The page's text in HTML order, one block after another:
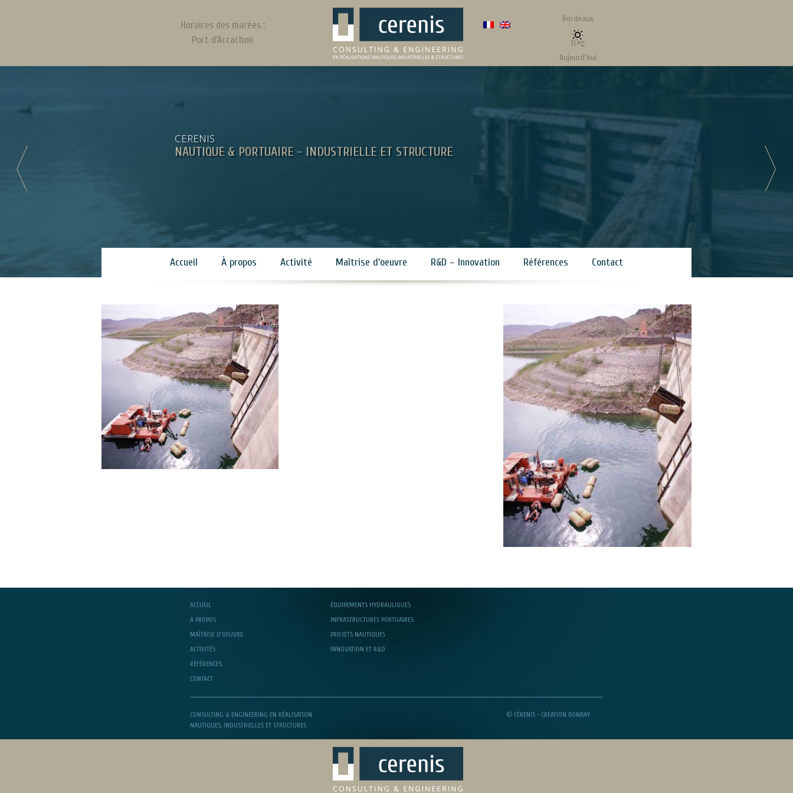
Horaires des marées :
Port d'Arcachon
Bordeaux
31
Aujourd'hui
Maintenant
31
Mis à jour le :Aug-7-2026, 10:59
CERENIS
NAUTIQUE & PORTUAIRE - INDUSTRIELLE ET STRUCTURE
Accueil À propos Activité Maîtrise d’oeuvre R&D – Innovation Références Contact
ACCUEIL
A PROPOS
MAÎTRISE D’OEUVRE
ACTIVITÉS
RÉFÉRENCES
CONTACT
ÉQUIPEMENTS HYDRAULIQUES
INFRASTRUCTURES PORTUAIRES
PROJETS NAUTIQUES
INNOVATION ET R&D
CONSULTING & ENGINEERING EN RÉALISATION
NAUTIQUES, INDUSTRIELLES ET STRUCTURES
© CÉRENIS - CRÉATION BONBAY